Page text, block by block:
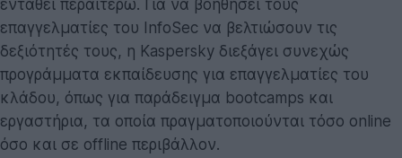
ενταθεί περαιτέρω. Για να βοηθήσει τους
επαγγελματίες του InfoSec να βελτιώσουν τις
δεξιότητές τους, η Kaspersky διεξάγει συνεχώς
προγράμματα εκπαίδευσης για επαγγελματίες του
κλάδου, όπως για παράδειγμα bootcamps και
εργαστήρια, τα οποία πραγματοποιούνται τόσο online
όσο και σε offline περιβάλλον.